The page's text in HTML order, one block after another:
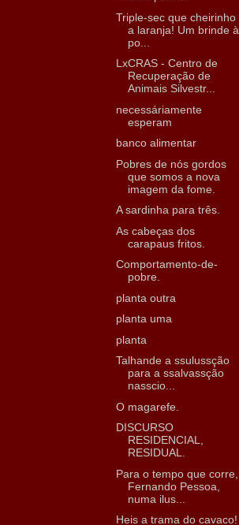
Triple-sec que cheirinho
a laranja! Um brinde à
po...
LxCRAS - Centro de
Recuperação de
Animais Silvestr...
necessáriamente
esperam
banco alimentar
Pobres de nós gordos
que somos a nova
imagem da fome.
A sardinha para três.
As cabeças dos
carapaus fritos.
Comportamento-de-
pobre.
planta outra
planta uma
planta
Talhande a ssulussção
para a ssalvassção
nasscio...
O magarefe.
DISCURSO
RESIDENCIAL,
RESIDUAL.
Para o tempo que corre,
Fernando Pessoa,
numa ilus...
Heis a trama do cavaco!